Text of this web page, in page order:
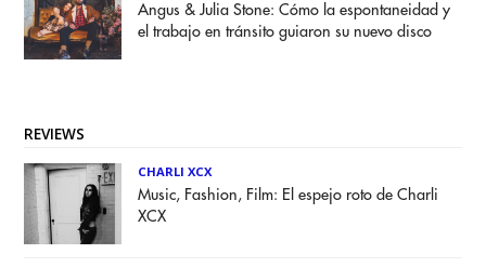
Angus & Julia Stone: Cómo la espontaneidad y
el trabajo en tránsito guiaron su nuevo disco
REVIEWS
CHARLI XCX
Music, Fashion, Film: El espejo roto de Charli
XCX